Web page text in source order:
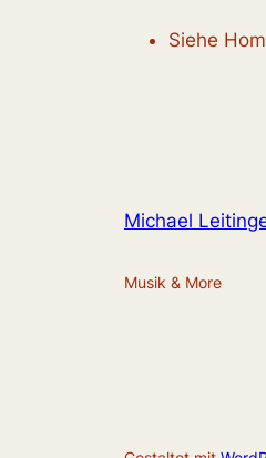
Siehe
Michael
Musik & More